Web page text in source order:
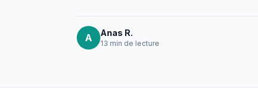
A Anas R.
13 min de lecture